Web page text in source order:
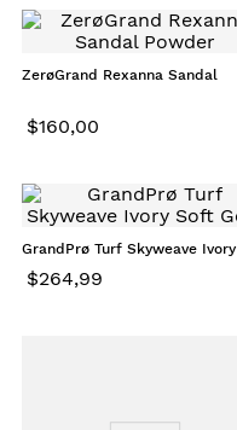
ZerøGrand Rexanna Sandal
$160,00
GrandPrø Turf Skyweave Ivory
$264,99